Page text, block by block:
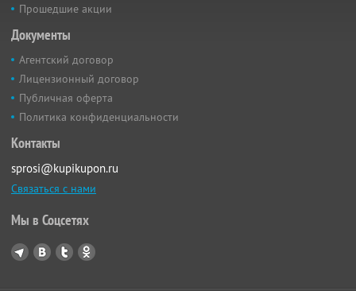
Прошедшие акции
Документы
Агентский договор
Лицензионный договор
Публичная оферта
Политика конфиденциальности
Контакты
sprosi@kupikupon.ru
Связаться с нами
Мы в Соцсетях